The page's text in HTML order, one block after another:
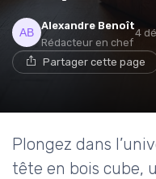
Alexandre Benoît
Rédacteur en chef
4
Partager cette page
Plongez dans
tête en bois cube,